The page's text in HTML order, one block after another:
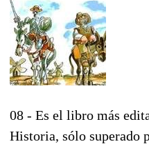
08 - Es el libro más
Historia, sólo superado